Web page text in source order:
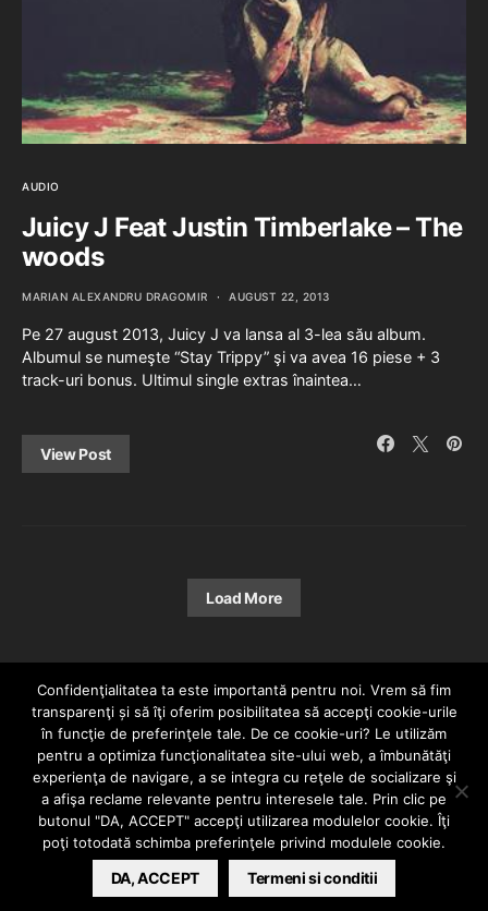
AUDIO
Juicy J Feat Justin Timberlake – The
woods
MARIAN ALEXANDRU DRAGOMIR AUGUST 22, 2013
Pe 27 august 2013, Juicy J va lansa al 3-lea său album.
Albumul se numeşte “Stay Trippy” şi va avea 16 piese + 3
track-uri bonus. Ultimul single extras înaintea…
View Post
Load More
HOME CONTACT POLITICĂ DE CONFIDENȚIALITATE
Since 2005 | Copyright by HIPHOPLIVE
ENTERTAINMENT SRL
Confidenţialitatea ta este importantă pentru noi. Vrem să fim
transparenţi și să îţi oferim posibilitatea să accepţi cookie-urile
în funcţie de preferinţele tale. De ce cookie-uri? Le utilizăm
pentru a optimiza funcţionalitatea site-ului web, a îmbunătăţi
experienţa de navigare, a se integra cu reţele de socializare şi
a afişa reclame relevante pentru interesele tale. Prin clic pe
butonul "DA, ACCEPT" accepţi utilizarea modulelor cookie. Îţi
poţi totodată schimba preferinţele privind modulele cookie.
DA, ACCEPT Termeni si conditii